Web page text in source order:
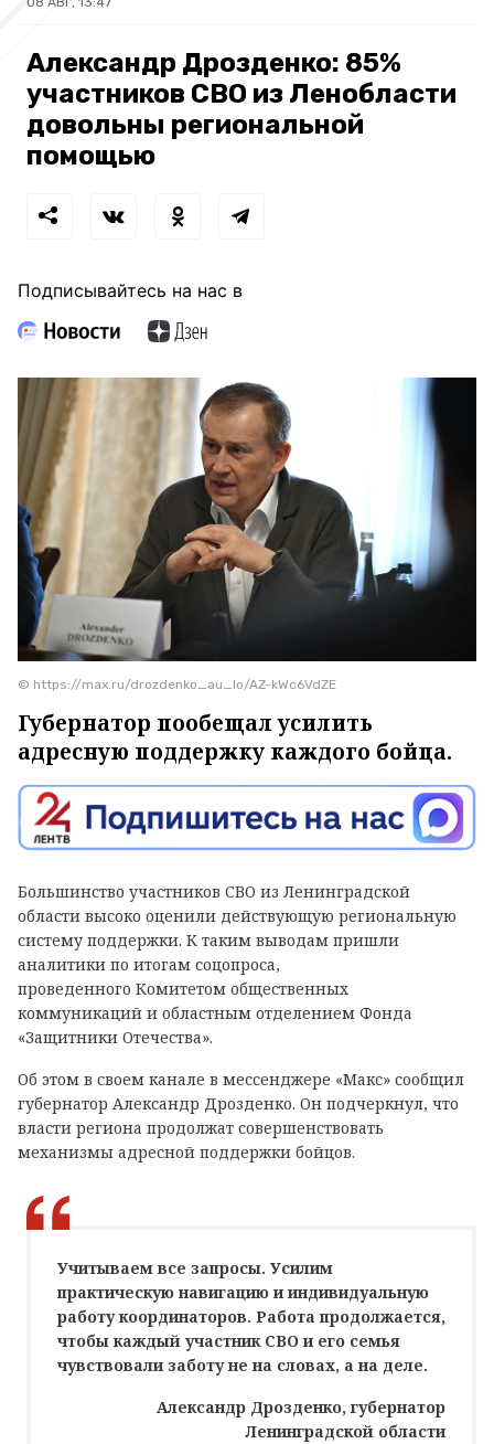
Александр Дрозденко: 85%
участников СВО из Ленобласти
довольны региональной
помощью
Подписывайтесь на нас в
© https://max.ru/drozdenko_au_lo/AZ-kWc6VdZE
Губернатор пообещал усилить
адресную поддержку каждого бойца.
Большинство участников СВО из Ленинградской
области высоко оценили действующую региональную
систему поддержки. К таким выводам пришли
аналитики по итогам соцопроса,
проведенного Комитетом общественных
коммуникаций и областным отделением Фонда
«Защитники Отечества».
Об этом в своем канале в мессенджере «Макс» сообщил
губернатор Александр Дрозденко. Он подчеркнул, что
власти региона продолжат совершенствовать
механизмы адресной поддержки бойцов.
Учитываем все запросы. Усилим
практическую навигацию и индивидуальную
работу координаторов. Работа продолжается,
чтобы каждый участник СВО и его семья
чувствовали заботу не на словах, а на деле.
Александр Дрозденко, губернатор
Ленинградской области